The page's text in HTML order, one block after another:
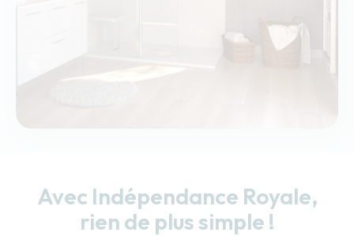
Avec Indépendance Royale,
rien de plus simple !